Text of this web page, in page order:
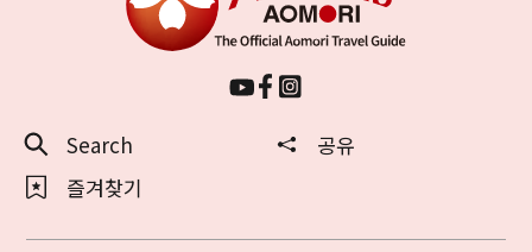
Search
공유
즐겨찾기